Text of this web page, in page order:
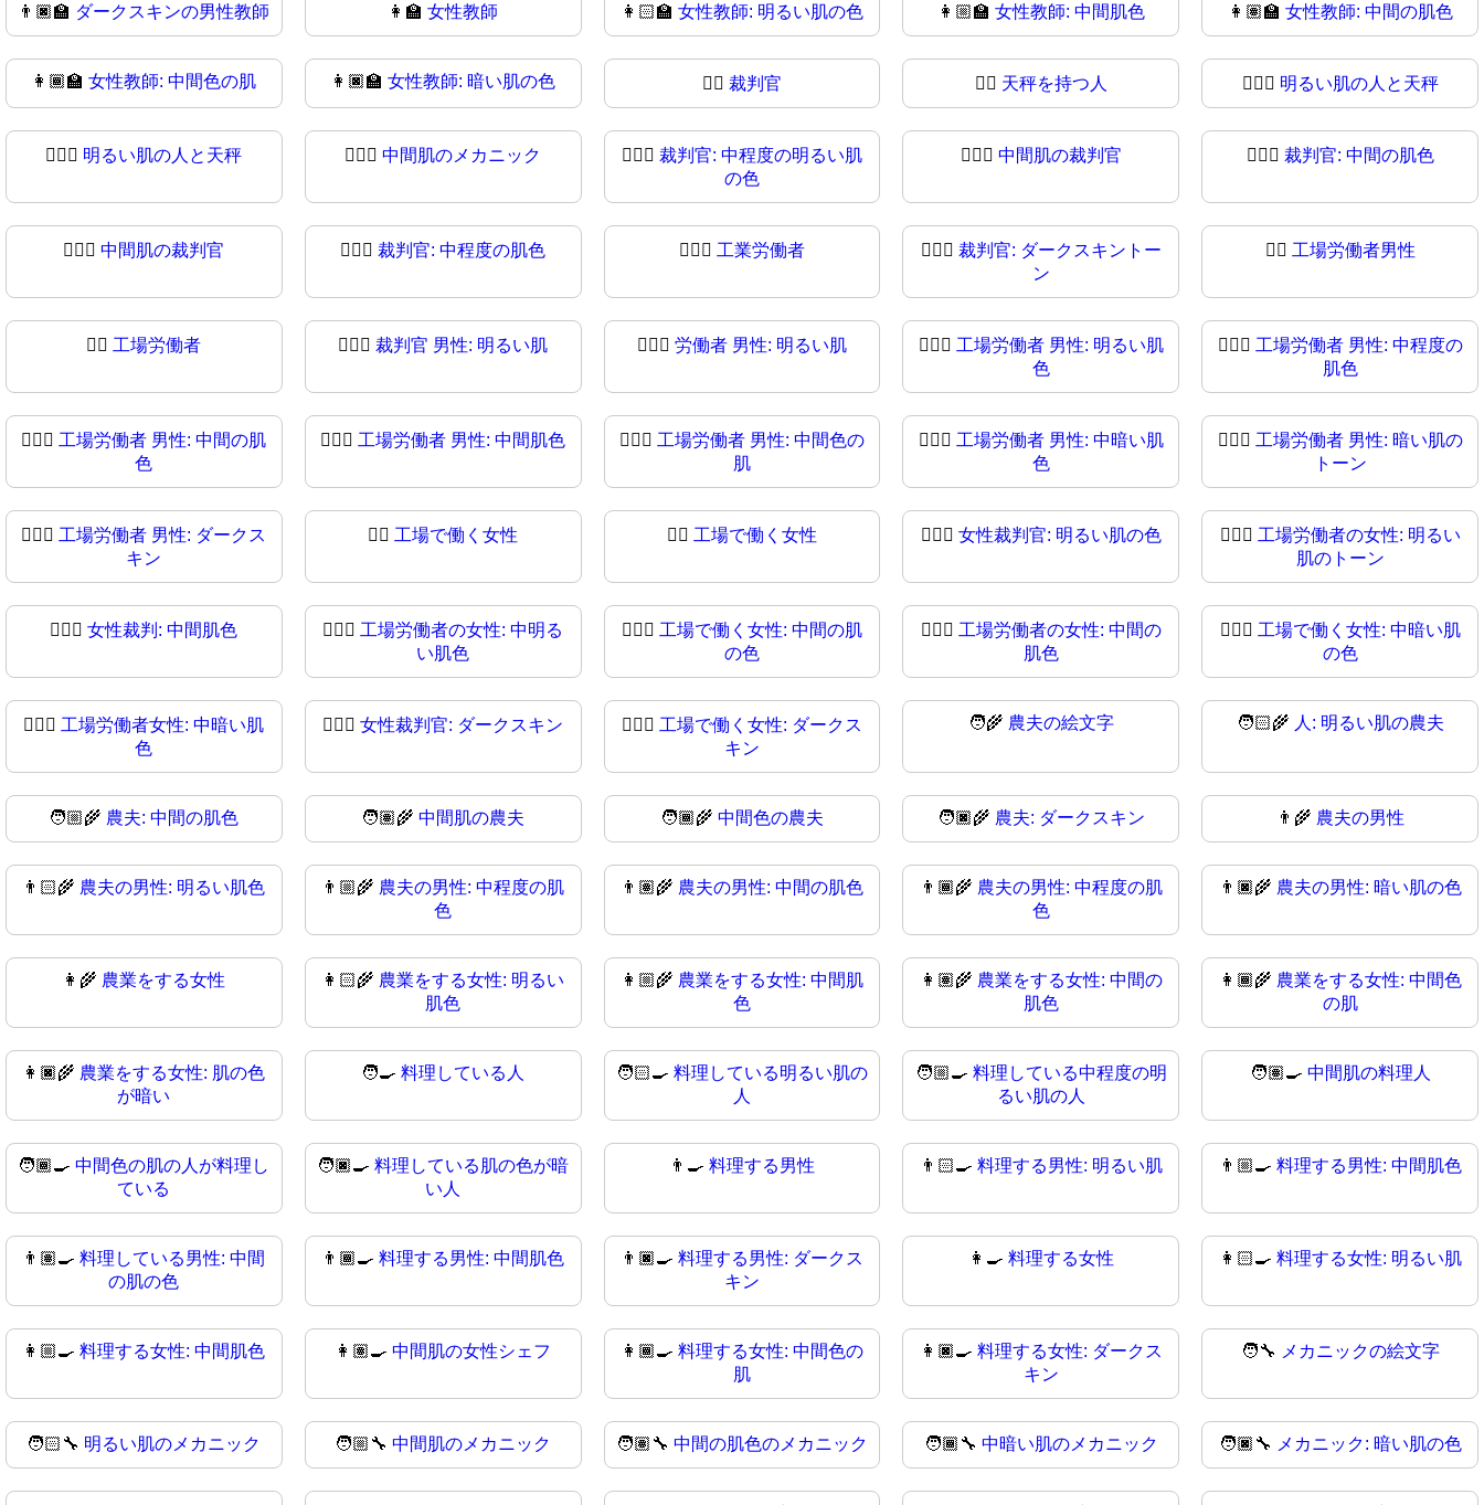
👨🏿‍🏫 ダークスキンの男性教師 👩‍🏫女性教師 👩🏻‍🏫 女性教師: 明るい肌の色 👩🏼‍🏫 女性教師: 中間肌色 👩🏽‍🏫 女性教師: 中間の肌色
👩🏾‍🏫女性教師: 中間色の肌 👩🏿‍🏫女性教師: 暗い肌の色 🧑‍⚖️ 裁判官 🧑‍⚖ 天秤を持つ人 🧑🏻‍⚖️ 明るい肌の人と天秤
🧑🏻‍⚖ 明るい肌の人と天秤 🧑🏼‍⚖️中間肌のメカニック 🧑🏼‍⚖ 裁判官: 中程度の明るい肌
の色
🧑🏽‍⚖️ 中間肌の裁判官 🧑🏽‍⚖ 裁判官: 中間の肌色
🧑🏾‍⚖️中間肌の裁判官 🧑🏾‍⚖裁判官: 中程度の肌色 🧑🏿‍⚖️ 工業労働者 🧑🏿‍⚖ 裁判官: ダークスキントー
ン
👨‍⚖️ 工場労働者男性
👨‍⚖ 工場労働者 👨🏻‍⚖️裁判官 男性: 明るい肌 👨🏻‍⚖ 労働者 男性: 明るい肌 👨🏼‍⚖️ 工場労働者 男性: 明るい肌
色
👨🏼‍⚖ 工場労働者 男性: 中程度の
肌色
👨🏽‍⚖️ 工場労働者 男性: 中間の肌
色
👨🏽‍⚖ 工場労働者 男性: 中間肌色 👨🏾‍⚖️ 工場労働者 男性: 中間色の
肌
👨🏾‍⚖ 工場労働者 男性: 中暗い肌
色
👨🏿‍⚖️ 工場労働者 男性: 暗い肌の
トーン
👨🏿‍⚖ 工場労働者 男性: ダークス
キン
👩‍⚖️ 工場で働く女性 👩‍⚖ 工場で働く女性 👩🏻‍⚖️ 女性裁判官: 明るい肌の色 👩🏻‍⚖ 工場労働者の女性: 明るい
肌のトーン
👩🏼‍⚖️女性裁判: 中間肌色 👩🏼‍⚖ 工場労働者の女性: 中明る
い肌色
👩🏽‍⚖️ 工場で働く女性: 中間の肌
の色
👩🏽‍⚖ 工場労働者の女性: 中間の
肌色
👩🏾‍⚖️ 工場で働く女性: 中暗い肌
の色
👩🏾‍⚖ 工場労働者女性: 中暗い肌
色
👩🏿‍⚖️女性裁判官: ダークスキン 👩🏿‍⚖ 工場で働く女性: ダークス
キン
🧑‍🌾 農夫の絵文字 🧑🏻‍🌾 人: 明るい肌の農夫
🧑🏼‍🌾 農夫: 中間の肌色 🧑🏽‍🌾中間肌の農夫 🧑🏾‍🌾 中間色の農夫 🧑🏿‍🌾 農夫: ダークスキン 👨‍🌾 農夫の男性
👨🏻‍🌾 農夫の男性: 明るい肌色 👨🏼‍🌾 農夫の男性: 中程度の肌
色
👨🏽‍🌾 農夫の男性: 中間の肌色 👨🏾‍🌾 農夫の男性: 中程度の肌
色
👨🏿‍🌾 農夫の男性: 暗い肌の色
👩‍🌾 農業をする女性 👩🏻‍🌾 農業をする女性: 明るい
肌色
👩🏼‍🌾 農業をする女性: 中間肌
色
👩🏽‍🌾 農業をする女性: 中間の
肌色
👩🏾‍🌾 農業をする女性: 中間色
の肌
👩🏿‍🌾 農業をする女性: 肌の色
が暗い
🧑‍🍳料理している人 🧑🏻‍🍳 料理している明るい肌の
人
🧑🏼‍🍳 料理している中程度の明
るい肌の人
🧑🏽‍🍳 中間肌の料理人
🧑🏾‍🍳中間色の肌の人が料理し
ている
🧑🏿‍🍳料理している肌の色が暗
い人
👨‍🍳 料理する男性 👨🏻‍🍳 料理する男性: 明るい肌 👨🏼‍🍳 料理する男性: 中間肌色
👨🏽‍🍳料理している男性: 中間
の肌の色
👨🏾‍🍳料理する男性: 中間肌色 👨🏿‍🍳 料理する男性: ダークス
キン
👩‍🍳 料理する女性 👩🏻‍🍳 料理する女性: 明るい肌
👩🏼‍🍳料理する女性: 中間肌色 👩🏽‍🍳中間肌の女性シェフ 👩🏾‍🍳 料理する女性: 中間色の
肌
👩🏿‍🍳 料理する女性: ダークス
キン
🧑‍🔧 メカニックの絵文字
🧑🏻‍🔧 明るい肌のメカニック 🧑🏼‍🔧中間肌のメカニック 🧑🏽‍🔧 中間の肌色のメカニック 🧑🏾‍🔧 中暗い肌のメカニック 🧑🏿‍🔧 メカニック: 暗い肌の色